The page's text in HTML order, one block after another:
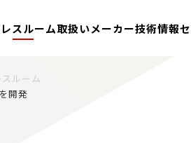
スルーム取扱いメーカー技術情報
スルーム
開発